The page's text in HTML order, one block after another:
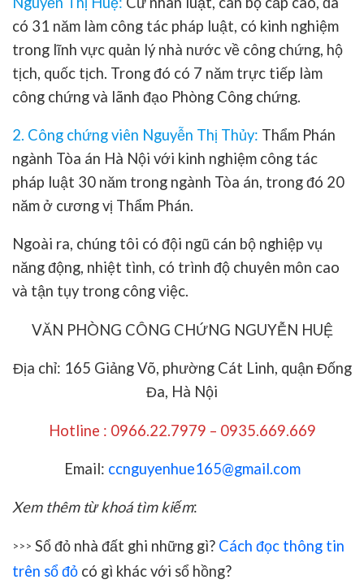
có 31 năm làm công tác pháp luật, có kinh nghiệm
trong lĩnh vực quản lý nhà nước về công chứng, hộ
tịch, quốc tịch. Trong đó có 7 năm trực tiếp làm
công chứng và lãnh đạo Phòng Công chứng.
2. Công chứng viên Nguyễn Thị Thủy: Thẩm Phán
ngành Tòa án Hà Nội với kinh nghiệm công tác
pháp luật 30 năm trong ngành Tòa án, trong đó 20
năm ở cương vị Thẩm Phán.
Ngoài ra, chúng tôi có đội ngũ cán bộ nghiệp vụ
năng động, nhiệt tình, có trình độ chuyên môn cao
và tận tụy trong công việc.
VĂN PHÒNG CÔNG CHỨNG NGUYỄN HUỆ
Địa chỉ: 165 Giảng Võ, phường Cát Linh, quận Đống
Đa, Hà Nội
Hotline : 0966.22.7979 – 0935.669.669
Email: ccnguyenhue165@gmail.com
Xem thêm từ khoá tìm kiếm:
>>> Sổ đỏ nhà đất ghi những gì? Cách đọc thông tin
trên sổ đỏ có gì khác với sổ hồng?